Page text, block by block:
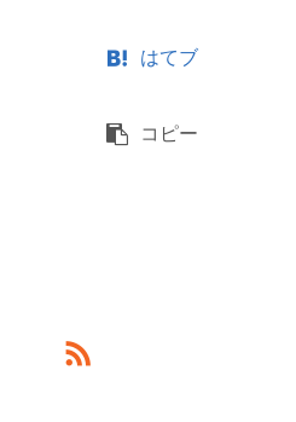
はてブ
コピー